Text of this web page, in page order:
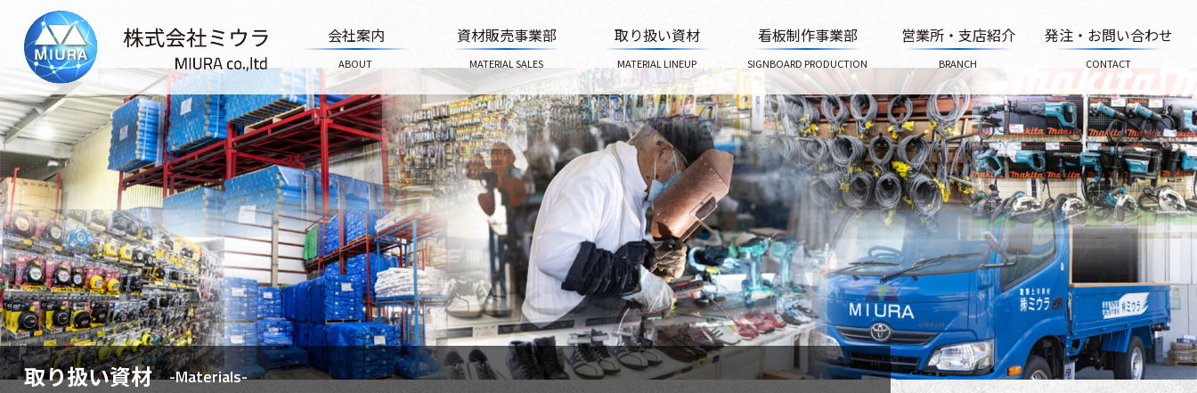
会社案内
ABOUT
資材販売事業部
MATERIAL SALES
取り扱い資材
MATERIAL LINEUP
看板制作事業部
SIGNBOARD PRODUCTION
営業所・支店紹介
BRANCH
発注・お問い合わせ
CONTACT
取り扱い資材 -Materials-